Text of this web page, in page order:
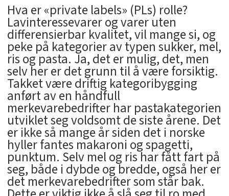
Hva er «private labels» (PLs) rolle?
Lavinteressevarer og varer uten
differensierbar kvalitet, vil mange si, og
peke på kategorier av typen sukker, mel,
ris og pasta. Ja, det er mulig, det, men
selv her er det grunn til å være forsiktig.
Takket være driftig kategoribygging
anført av en håndfull
merkevarebedrifter har pastakategorien
utviklet seg voldsomt de siste årene. Det
er ikke så mange år siden det i norske
hyller fantes makaroni og spagetti,
punktum. Selv mel og ris har fått fart på
seg, både i dybde og bredde, også her er
det merkevarebedrifter som står bak.